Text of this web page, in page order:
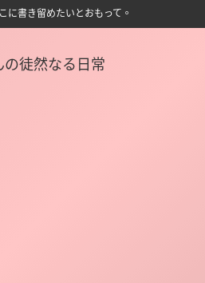
に書き留めたいとおもって。
の徒然なる日常